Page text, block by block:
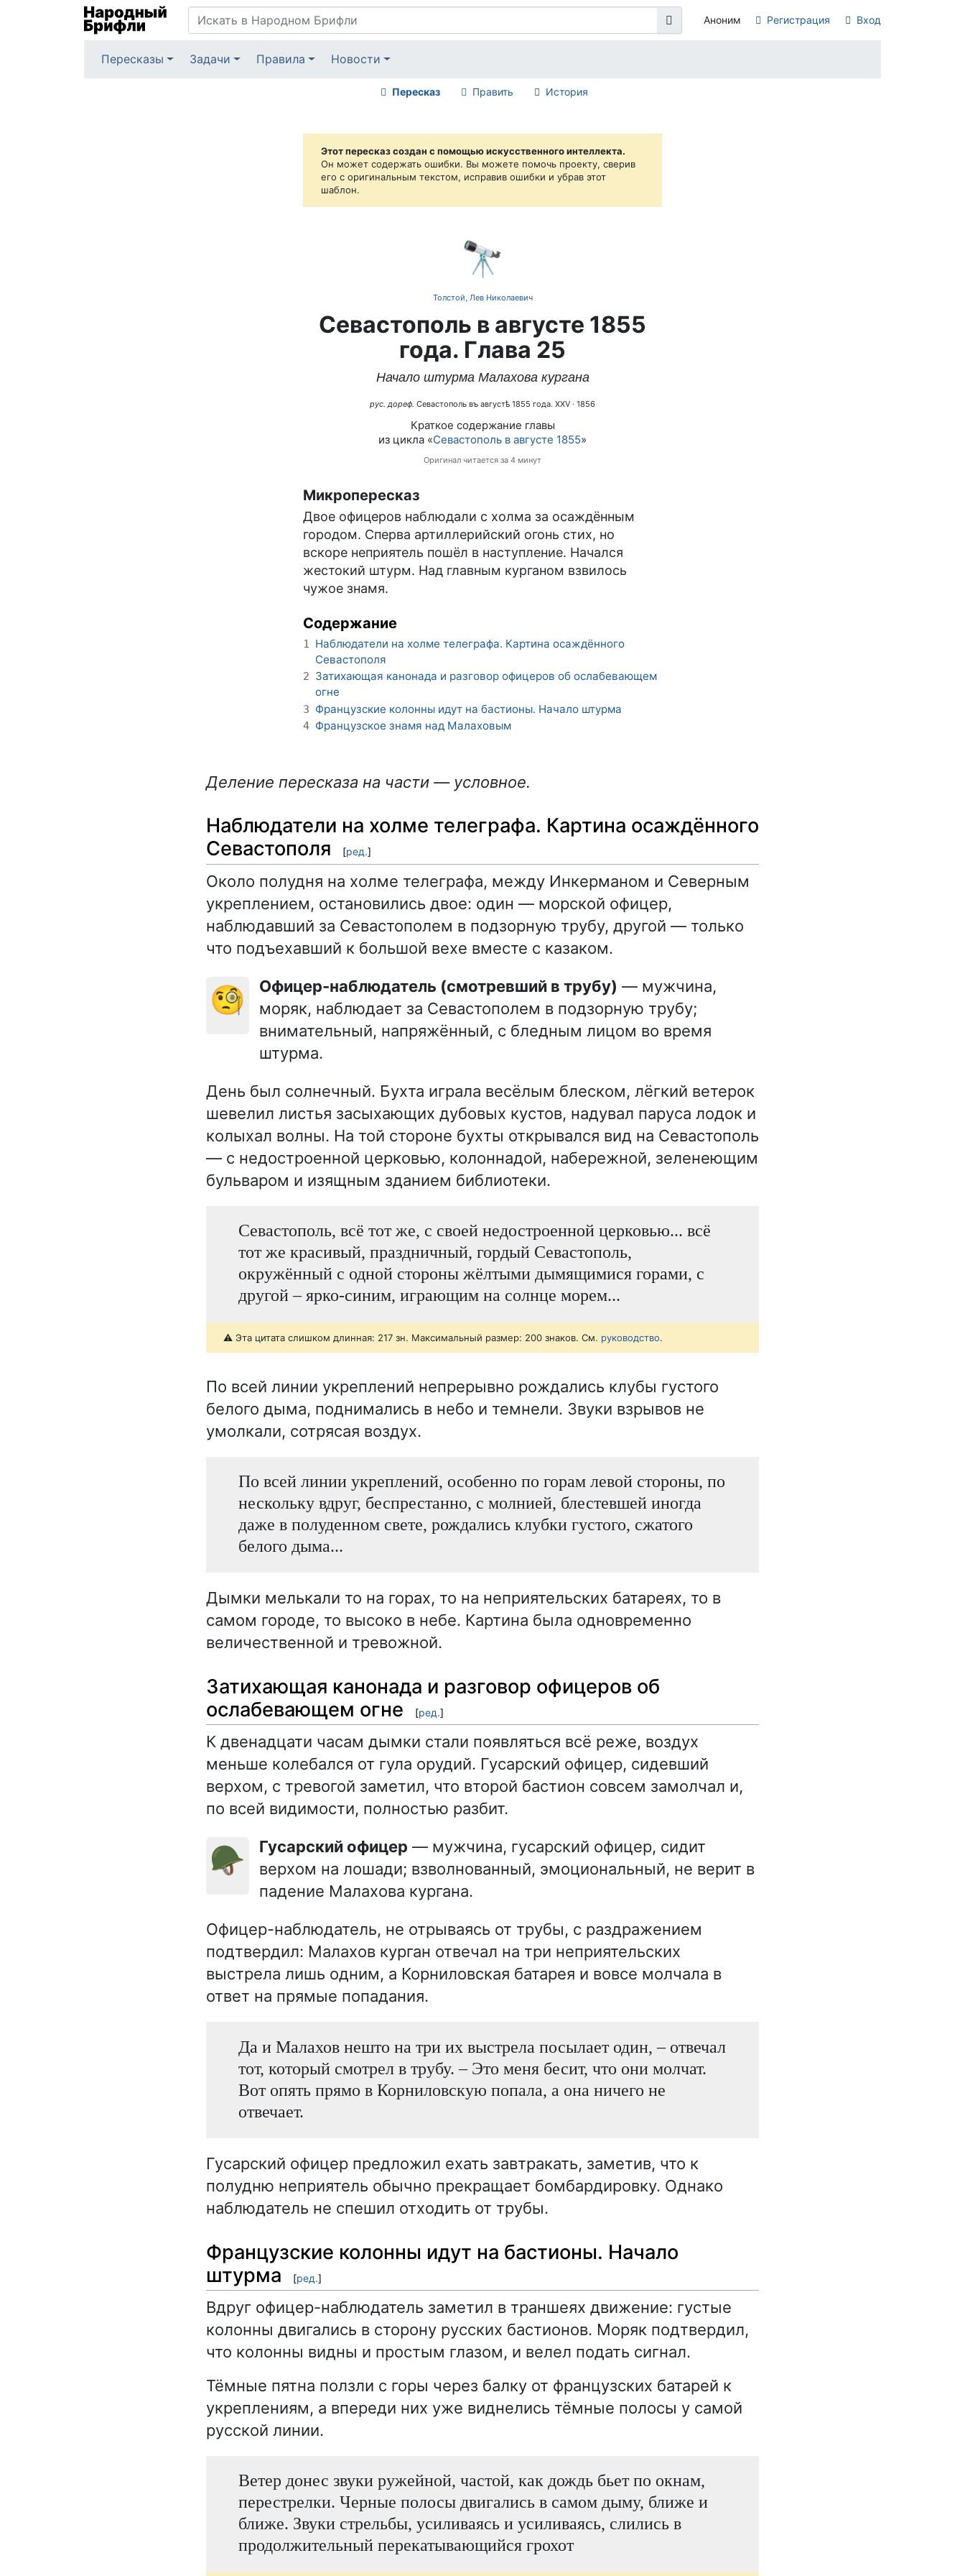
Аноним Регистрация Вход
Пересказы Задачи Правила Новости
Пересказ Править История
Этот пересказ создан с помощью искусственного интеллекта.
Он может содержать ошибки. Вы можете помочь проекту, сверив
его с оригинальным текстом, исправив ошибки и убрав этот
шаблон.
🔭
Толстой, Лев Николаевич
Севастополь в августе 1855
года. Глава 25
Начало штурма Малахова кургана
рус. дореф. Севастополь въ августѣ 1855 года. XXV · 1856
Краткое содержание главы
из цикла «Севастополь в августе 1855»
Оригинал читается за 4 минут
Микропересказ
Двое офицеров наблюдали с холма за осаждённым
городом. Сперва артиллерийский огонь стих, но
вскоре неприятель пошёл в наступление. Начался
жестокий штурм. Над главным курганом взвилось
чужое знамя.
Содержание
1 Наблюдатели на холме телеграфа. Картина осаждённого
Севастополя
2 Затихающая канонада и разговор офицеров об ослабевающем
огне
3 Французские колонны идут на бастионы. Начало штурма
4 Французское знамя над Малаховым
Деление пересказа на части — условное.
Наблюдатели на холме телеграфа. Картина осаждённого
Севастополя
[ред.]
Около полудня на холме телеграфа, между Инкерманом и Северным
укреплением, остановились двое: один — морской офицер,
наблюдавший за Севастополем в подзорную трубу, другой — только
что подъехавший к большой вехе вместе с казаком.
🧐 Офицер-наблюдатель (смотревший в трубу) — мужчина,
моряк, наблюдает за Севастополем в подзорную трубу;
внимательный, напряжённый, с бледным лицом во время
штурма.
День был солнечный. Бухта играла весёлым блеском, лёгкий ветерок
шевелил листья засыхающих дубовых кустов, надувал паруса лодок и
колыхал волны. На той стороне бухты открывался вид на Севастополь
— с недостроенной церковью, колоннадой, набережной, зеленеющим
бульваром и изящным зданием библиотеки.
Севастополь, всё тот же, с своей недостроенной церковью... всё
тот же красивый, праздничный, гордый Севастополь,
окружённый с одной стороны жёлтыми дымящимися горами, с
другой – ярко-синим, играющим на солнце морем...
⚠️ Эта цитата слишком длинная: 217 зн. Максимальный размер: 200 знаков. См. руководство.
По всей линии укреплений непрерывно рождались клубы густого
белого дыма, поднимались в небо и темнели. Звуки взрывов не
умолкали, сотрясая воздух.
По всей линии укреплений, особенно по горам левой стороны, по
нескольку вдруг, беспрестанно, с молнией, блестевшей иногда
даже в полуденном свете, рождались клубки густого, сжатого
белого дыма...
Дымки мелькали то на горах, то на неприятельских батареях, то в
самом городе, то высоко в небе. Картина была одновременно
величественной и тревожной.
Затихающая канонада и разговор офицеров об
ослабевающем огне
[ред.]
К двенадцати часам дымки стали появляться всё реже, воздух
меньше колебался от гула орудий. Гусарский офицер, сидевший
верхом, с тревогой заметил, что второй бастион совсем замолчал и,
по всей видимости, полностью разбит.
🪖 Гусарский офицер — мужчина, гусарский офицер, сидит
верхом на лошади; взволнованный, эмоциональный, не верит в
падение Малахова кургана.
Офицер-наблюдатель, не отрываясь от трубы, с раздражением
подтвердил: Малахов курган отвечал на три неприятельских
выстрела лишь одним, а Корниловская батарея и вовсе молчала в
ответ на прямые попадания.
Да и Малахов нешто на три их выстрела посылает один, – отвечал
тот, который смотрел в трубу. – Это меня бесит, что они молчат.
Вот опять прямо в Корниловскую попала, а она ничего не
отвечает.
Гусарский офицер предложил ехать завтракать, заметив, что к
полудню неприятель обычно прекращает бомбардировку. Однако
наблюдатель не спешил отходить от трубы.
Французские колонны идут на бастионы. Начало
штурма
[ред.]
Вдруг офицер-наблюдатель заметил в траншеях движение: густые
колонны двигались в сторону русских бастионов. Моряк подтвердил,
что колонны видны и простым глазом, и велел подать сигнал.
Тёмные пятна ползли с горы через балку от французских батарей к
укреплениям, а впереди них уже виднелись тёмные полосы у самой
русской линии.
Ветер донес звуки ружейной, частой, как дождь бьет по окнам,
перестрелки. Черные полосы двигались в самом дыму, ближе и
ближе. Звуки стрельбы, усиливаясь и усиливаясь, слились в
продолжительный перекатывающийся грохот